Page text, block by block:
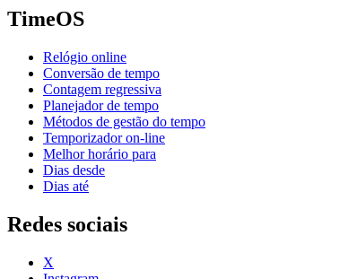
TimeOS
Relógio online
Conversão de tempo
Contagem regressiva
Planejador de tempo
Métodos de gestão do tempo
Temporizador on-line
Melhor horário para
Dias desde
Dias até
Redes sociais
X